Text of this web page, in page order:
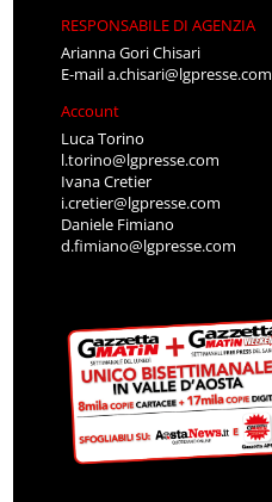
RESPONSABILE DI AGENZIA
Arianna Gori Chisari
E-maila.chisari@lgpresse.com
Account
Luca Torino
l.torino@lgpresse.com
Ivana Cretier
i.cretier@lgpresse.com
Daniele Fimiano
d.fimiano@lgpresse.com